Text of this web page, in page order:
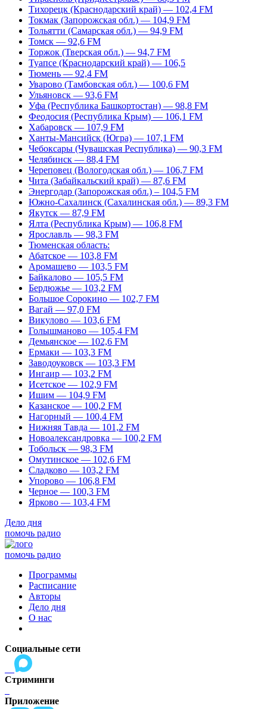
Тихорецк (Краснодарский край) — 102,4 FM
Токмак (Запорожская обл.) — 104,9 FM
Тольятти (Самарская обл.) — 94,9 FM
Томск — 92,6 FM
Торжок (Тверская обл.) — 94,7 FM
Туапсе (Краснодарский край) — 106,5
Тюмень — 92,4 FM
Уварово (Тамбовская обл.) — 100,6 FM
Ульяновск — 93,6 FM
Уфа (Республика Башкортостан) — 98,8 FM
Феодосия (Республика Крым) — 106,1 FM
Хабаровск — 107,9 FM
Ханты-Мансийск (Югра) — 107,1 FM
Чебоксары (Чувашская Республика) — 90,3 FM
Челябинск — 88,4 FM
Череповец (Вологодская обл.) — 106,7 FM
Чита (Забайкальский край) — 87,6 FM
Энергодар (Запорожская обл.) – 104,5 FM
Южно-Сахалинск (Сахалинская обл.) — 89,3 FM
Якутск — 87,9 FM
Ялта (Республика Крым) — 106,8 FM
Ярославль — 98,3 FM
Тюменская область:
Абатское — 103,8 FM
Аромашево — 103,5 FM
Байкалово — 105,5 FM
Бердюжье — 103,2 FM
Большое Сорокино — 102,7 FM
Вагай — 97,0 FM
Викулово — 103,6 FM
Голышманово — 105,4 FM
Демьянское — 102,6 FM
Ермаки — 103,3 FM
Заводоуковск — 103,3 FM
Ингаир — 103,2 FM
Исетское — 102,9 FM
Ишим — 104,9 FM
Казанское — 100,2 FM
Нагорный — 100,4 FM
Нижняя Тавда — 101,2 FM
Новоалександровка — 100,2 FM
Тобольск — 98,3 FM
Омутинское — 102,6 FM
Сладково — 103,2 FM
Упорово — 106,8 FM
Черное — 100,3 FM
Ярково — 103,4 FM
Дело дня
помочь радио
помочь радио
Программы
Расписание
Авторы
Дело дня
О нас
Социальные сети
Стриминги
Приложение